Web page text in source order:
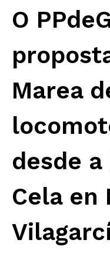
O
Marea
desde a
Cela en